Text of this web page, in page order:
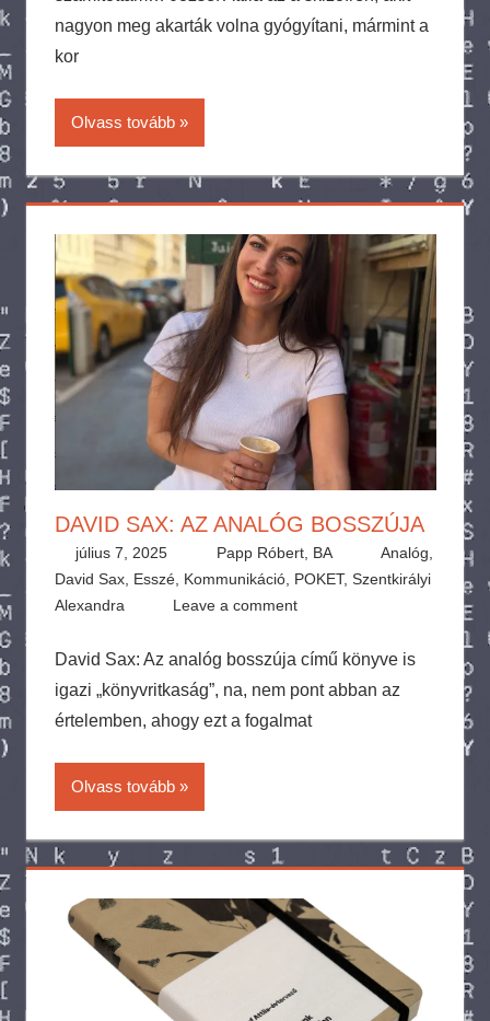
nagyon meg akarták volna gyógyítani, mármint a
kor
Olvass tovább
DAVID SAX: AZ ANALÓG BOSSZÚJA
július 7, 2025 Papp Róbert, BA Analóg
David Sax, Esszé, Kommunikáció, POKET, Szentkirályi
Alexandra
Leave a comment
David Sax: Az analóg bosszúja című könyve is
igazi „könyvritkaság”, na, nem pont abban az
értelemben, ahogy ezt a fogalmat
Olvass tovább